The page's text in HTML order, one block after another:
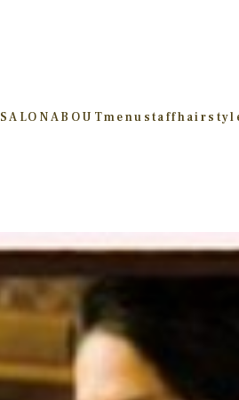
SALONABOUTmenu staff